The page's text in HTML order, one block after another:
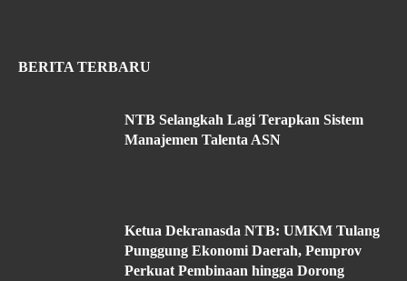
BERITA TERBARU
NTB Selangkah Lagi Terapkan Sistem
Manajemen Talenta ASN
Ketua Dekranasda NTB: UMKM Tulang
Punggung Ekonomi Daerah, Pemprov
Perkuat Pembinaan hingga Dorong